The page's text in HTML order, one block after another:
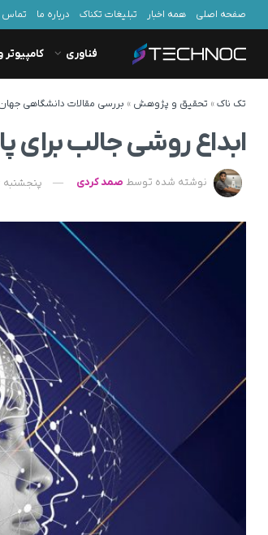
صفحه اصلی همه اخبار تبلیغات تکناک درباره ما تماس
فناوری کامپیوتر
تک ناک» تحقیق و پژوهش » بررسی مقالات دانشگاهی
ابداع روشی جالب برای
نوشته شده توسط صمد کردی پنجشنبه 26 آبان 1401 - 10:09